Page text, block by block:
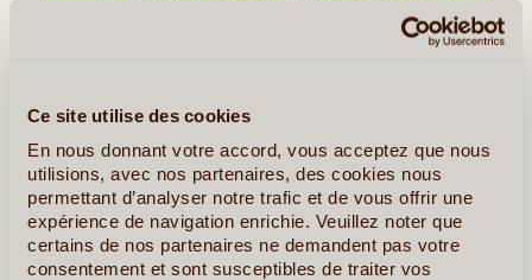
Ce site utilise des cookies
En nous donnant votre accord, vous acceptez que nous
utilisions, avec nos partenaires, des cookies nous
permettant d’analyser notre trafic et de vous offrir une
expérience de navigation enrichie. Veuillez noter que
certains de nos partenaires ne demandent pas votre
consentement et sont susceptibles de traiter vos